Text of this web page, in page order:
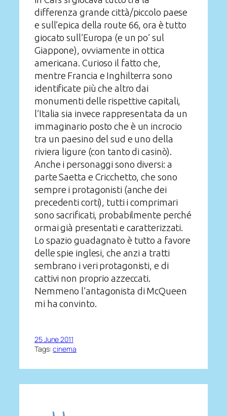
differenza grande città/piccolo paese
e sull’epica della route 66, ora è tutto
giocato sull’Europa (e un po’ sul
Giappone), ovviamente in ottica
americana. Curioso il fatto che,
mentre Francia e Inghilterra sono
identificate più che altro dai
monumenti delle rispettive capitali,
l’Italia sia invece rappresentata da un
immaginario posto che è un incrocio
tra un paesino del sud e uno della
riviera ligure (con tanto di casinò).
Anche i personaggi sono diversi: a
parte Saetta e Cricchetto, che sono
sempre i protagonisti (anche dei
precedenti corti), tutti i comprimari
sono sacrificati, probabilmente perché
ormai già presentati e caratterizzati.
Lo spazio guadagnato è tutto a favore
delle spie inglesi, che anzi a tratti
sembrano i veri protagonisti, e di
cattivi non proprio azzeccati.
Nemmeno l’antagonista di McQueen
mi ha convinto.
25 June 2011
Tags:cinema